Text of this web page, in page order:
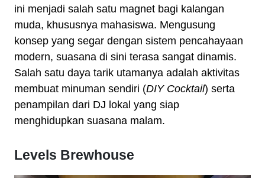
ini menjadi salah satu magnet bagi kalangan
muda, khususnya mahasiswa. Mengusung
konsep yang segar dengan sistem pencahayaan
modern, suasana di sini terasa sangat dinamis.
Salah satu daya tarik utamanya adalah aktivitas
membuat minuman sendiri (DIY Cocktail) serta
penampilan dari DJ lokal yang siap
menghidupkan suasana malam.
Levels Brewhouse